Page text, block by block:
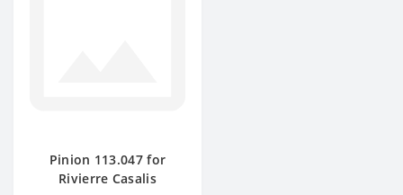
Pinion 113.047 for
Rivierre Casalis